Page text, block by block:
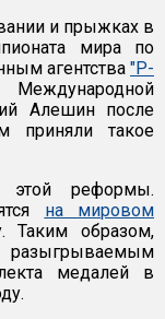
и прыжках в
мира по
агентства "Р-
Алешин после
приняли такое
этой реформы.
на мировом
Таким образом,
медалей в